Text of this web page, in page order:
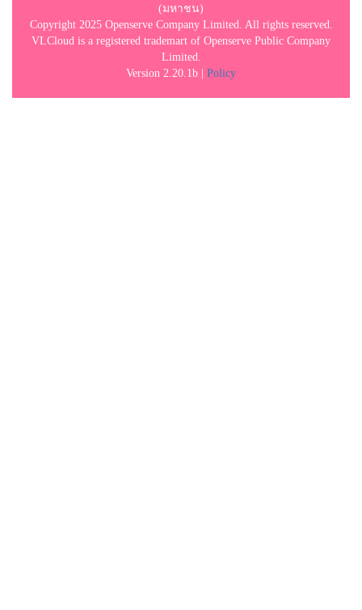
(มหาชน)
Copyright 2025 Openserve Company Limited. All rights reserved.
VLCloud is a registered trademart of Openserve Public Company
Limited.
Version 2.20.1b | Policy